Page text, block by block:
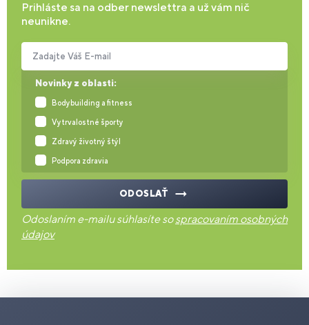
Prihláste sa na odber newslettra a už vám nič
neunikne.
Novinky z oblasti:
Bodybuilding a fitness
Vytrvalostné športy
Zdravý životný štýl
Podpora zdravia
Zadajte Váš E-mail
ODOSLAŤ
Odoslaním e-mailu súhlasíte sospracovaním osobných
údajov